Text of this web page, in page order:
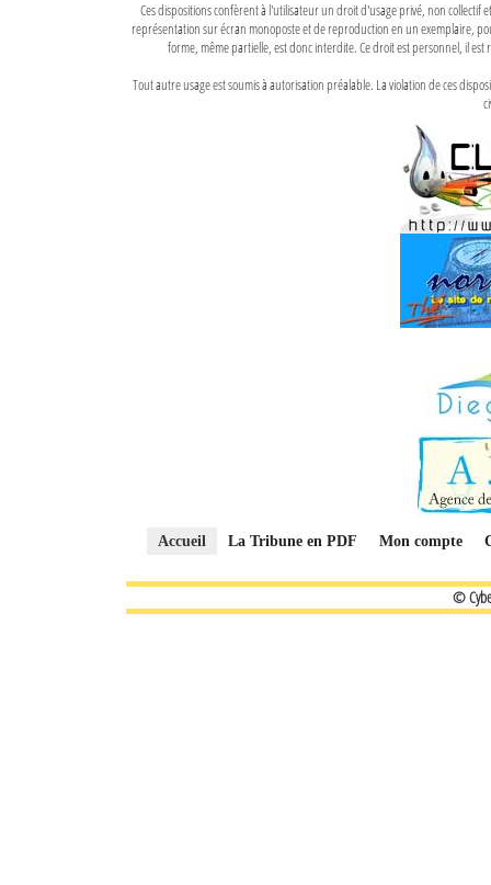
Ces dispositions confèrent à l'utilisateur un droit d'usage privé, non
représentation sur écran monoposte et de reproduction en un exemplaire,
forme, même partielle, est donc interdite. Ce droit est personnel, il
Tout autre usage est soumis à autorisation préalable. La violation de ces
Accueil La Tribune en PDF Mon compte
©